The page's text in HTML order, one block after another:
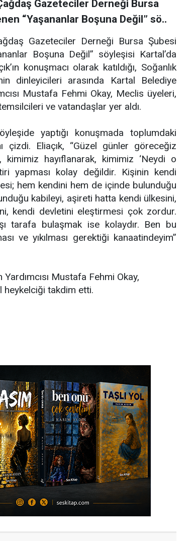
Gazeteciler Derneği Bursa
“Yaşananlar Boşuna Değil” sö..
Gazeteciler Derneği Bursa Şubesi
Boşuna Değil” söyleşisi Kartal’da
konuşmacı olarak katıldığı, Soğanlık
dinleyicileri arasında Kartal Belediye
Mustafa Fehmi Okay, Meclis üyeleri,
ve vatandaşlar yer aldı.
yaptığı konuşmada toplumdaki
çizdi. Eliaçık, “Güzel günler göreceğiz
hayıflanarak, kimimiz ‘Neydi o
yapması kolay değildir. Kişinin kendi
hem kendini hem de içinde bulunduğu
kabileyi, aşireti hatta kendi ülkesini,
kendi devletini eleştirmesi çok zordur.
tarafa bulaşmak ise kolaydır. Ben bu
ve yıkılması gerektiği kanaatindeyim”
Mustafa Fehmi Okay,
heykelciği takdim etti.